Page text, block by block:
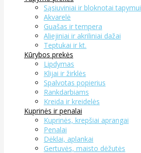
Sąsiuviniai ir bloknotai tapymui
Akvarelė
Guašas ir tempera
Aliejiniai ir akriliniai dažai
Teptukai ir kt.
Kūrybos prekės
Lipdymas
Klijai ir žirklės
Spalvotas popierius
Rankdarbiams
Kreida ir kreidelės
Kuprinės ir penalai
Kuprinės, krepšiai aprangai
Penalai
Dėklai, aplankai
Gertuvės, maisto dėžutės